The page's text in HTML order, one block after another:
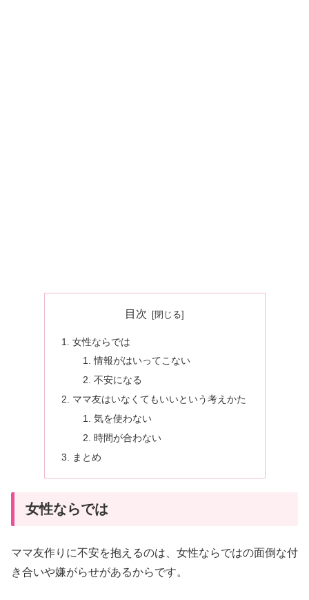
目次
女性ならでは
情報がはいってこない
不安になる
ママ友はいなくてもいいという考えかた
気を使わない
時間が合わない
まとめ
女性ならでは
ママ友作りに不安を抱えるのは、女性ならではの面倒な付
き合いや嫌がらせがあるからです。